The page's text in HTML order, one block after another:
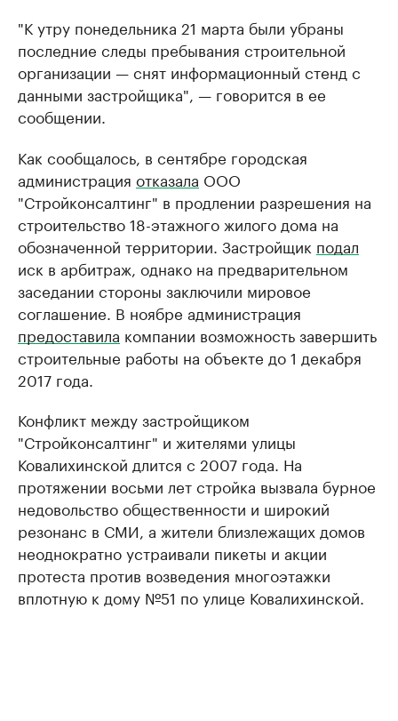
"К утру понедельника 21 марта были убраны
последние следы пребывания строительной
организации — снят информационный стенд с
данными застройщика", — говорится в ее
сообщении.
Как сообщалось, в сентябре городская
администрация отказала ООО
"Стройконсалтинг" в продлении разрешения на
строительство 18-этажного жилого дома на
обозначенной территории. Застройщик подал
иск в арбитраж, однако на предварительном
заседании стороны заключили мировое
соглашение. В ноябре администрация
предоставила компании возможность завершить
строительные работы на объекте до 1 декабря
2017 года.
Конфликт между застройщиком
"Стройконсалтинг" и жителями улицы
Ковалихинской длится с 2007 года. На
протяжении восьми лет стройка вызвала бурное
недовольство общественности и широкий
резонанс в СМИ, а жители близлежащих домов
неоднократно устраивали пикеты и акции
протеста против возведения многоэтажки
вплотную к дому №51 по улице Ковалихинской.